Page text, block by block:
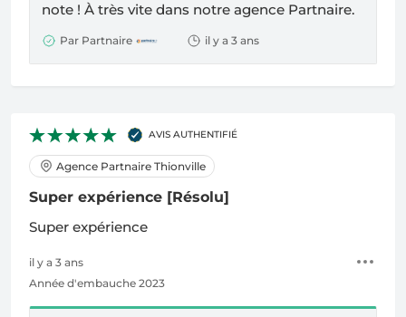
note ! À très vite dans notre agence Partnaire.
Par Partnaire il y a 3 ans
AVIS AUTHENTIFIÉ
Agence Partnaire Thionville
Super expérience [Résolu]
Super expérience
il y a 3 ans
Année d'embauche 2023